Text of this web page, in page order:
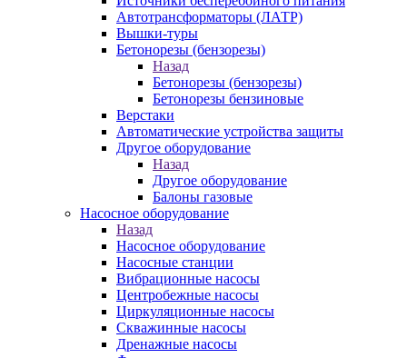
Автотрансформаторы (ЛАТР)
Вышки-туры
Бетонорезы (бензорезы)
Назад
Бетонорезы (бензорезы)
Бетонорезы бензиновые
Верстаки
Автоматические устройства защиты
Другое оборудование
Назад
Другое оборудование
Балоны газовые
Насосное оборудование
Назад
Насосное оборудование
Насосные станции
Вибрационные насосы
Центробежные насосы
Циркуляционные насосы
Скважинные насосы
Дренажные насосы